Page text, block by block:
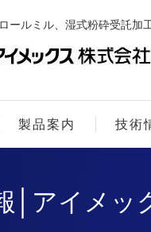
ールミル、湿式粉砕受託加
製品案内 技術
│アイメッ